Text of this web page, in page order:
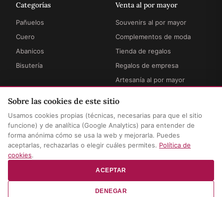
Categorías
Pañuelos
Cuero
Abanicos
Bisutería
Venta al por mayor
Souvenirs al por mayor
Complementos de moda
Tienda de regalos
Regalos de empresa
Artesanía al por mayor
Información
Cómo funciona
Envíos y entregas
Preguntas frecuentes
Legal
Términos y condiciones
Privacidad y aviso legal
Política de cookies
Sobre las cookies de este sitio
Usamos cookies propias (técnicas, necesarias para que el sitio
funcione) y de analítica (Google Analytics) para entender de
forma anónima cómo se usa la web y mejorarla. Puedes
aceptarlas, rechazarlas o elegir cuáles permites. Política de
cookies.
ACEPTAR
DENEGAR